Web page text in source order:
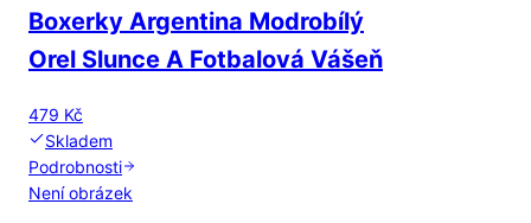
Boxerky Argentina Modrobílý
Orel Slunce A Fotbalová Vášeň
479 Kč
Skladem
Podrobnosti
Není obrázek